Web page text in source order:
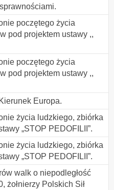
poczętego życia
pod projektem ustawy ,,
poczętego życia
pod projektem ustawy ,,
Europa.
życia ludzkiego, zbiórka
„STOP PEDOFILII”.
życia ludzkiego, zbiórka
„STOP PEDOFILII”.
walk o niepodległość
żołnierzy Polskich Sił